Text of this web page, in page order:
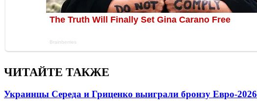
ЧИТАЙТЕ ТАКЖЕ
Украинцы Середа и Гриценко выиграли бронзу Евро-2026